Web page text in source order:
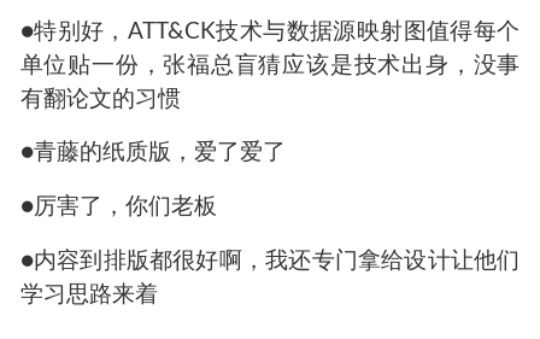
●特别好，ATT&CK技术与数据源映射图值得每个
单位贴一份，张福总盲猜应该是技术出身，没事
有翻论文的习惯
●青藤的纸质版，爱了爱了
●厉害了，你们老板
●内容到排版都很好啊，我还专门拿给设计让他们
学习思路来着